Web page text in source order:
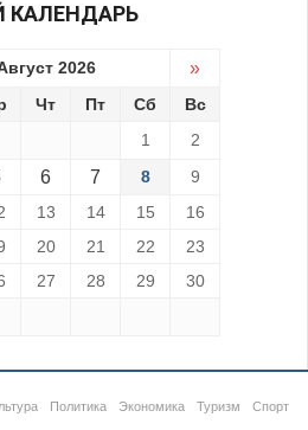
КАЛЕНДАРЬ
2026 »
Чт Пт Сб
Вс
1
2
6 7 8
9
13 14 15
16
20 21 22
23
27 28 29
30
Политика Экономика Туризм
Спорт